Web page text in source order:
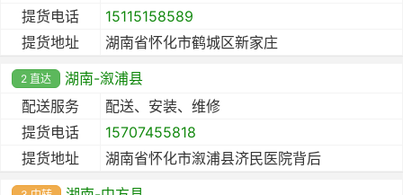
提货电话
15115158589
提货地址
湖南省怀化市鹤城区新家庄
2 直达
湖南-溆浦县
配送服务
配送、安装、维修
提货电话
15707455818
提货地址
湖南省怀化市溆浦县济民医院背后